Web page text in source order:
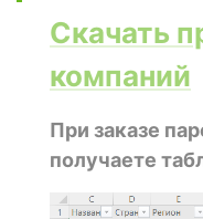
Скачать
компаний
При заказе
получаете